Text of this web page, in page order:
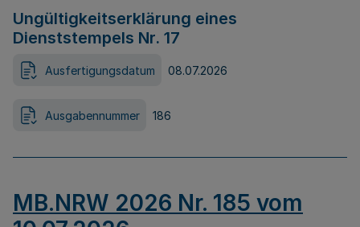
Ungültigkeitserklärung eines
Dienststempels Nr. 17
Ausfertigungsdatum 08.07.2026
Ausgabennummer 186
MB.NRW 2026 Nr. 185 vom